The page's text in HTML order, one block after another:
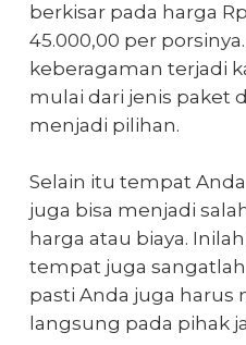
berkisar pada harga
45.000,00 per
keberagaman terjadi
mulai dari jenis paket
menjadi pilihan.
Selain itu tempat
juga bisa menjadi
harga atau biaya.
tempat juga
pasti Anda juga harus
langsung pada pihak